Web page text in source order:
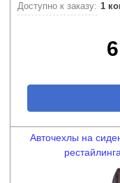
Доступно к заказу: 1
Авточехлы на